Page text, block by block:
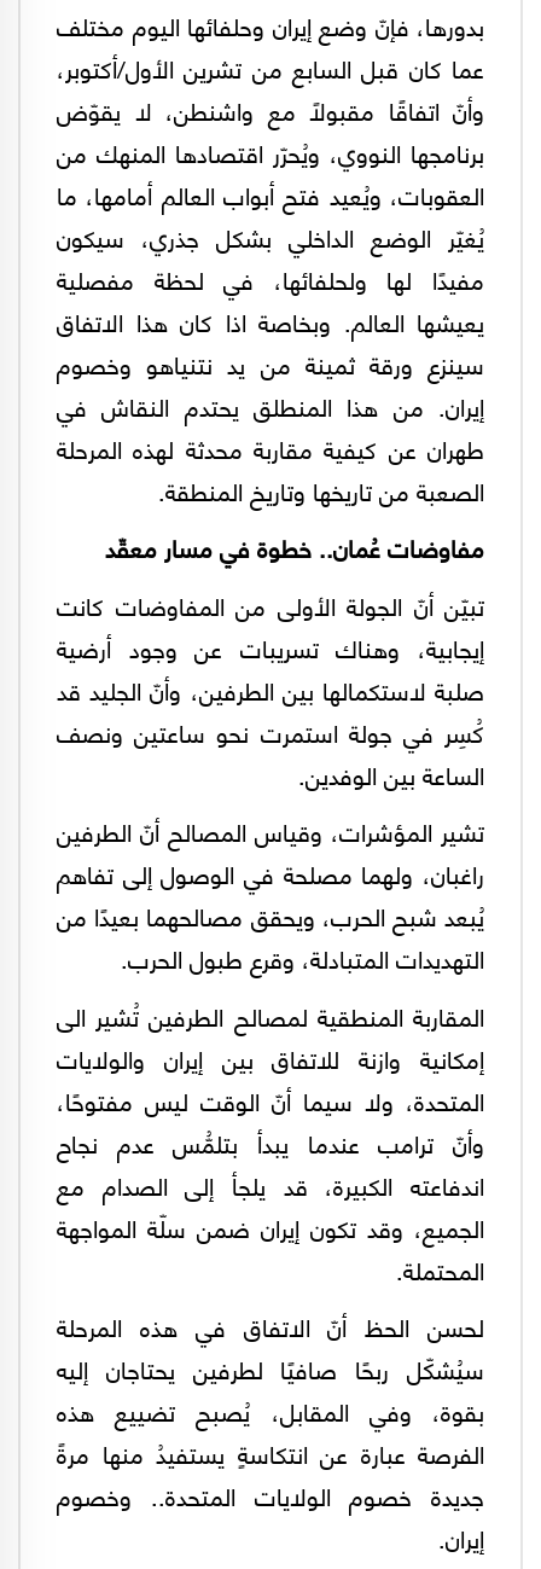
بدورها، فإنّ وضع إيران وحلفائها اليوم مختلف
عما كان قبل السابع من تشرين الأول/أكتوبر،
وأنّ اتفاقًا مقبولًا مع واشنطن، لا يقوّض
برنامجها النووي، ويُحرّر اقتصادها المنهك من
العقوبات، ويُعيد فتح أبواب العالم أمامها، ما
يُغيّر الوضع الداخلي بشكل جذري، سيكون
مفيدًا لها ولحلفائها، في لحظة مفصلية
يعيشها العالم. وبخاصة اذا كان هذا الاتفاق
سينزع ورقة ثمينة من يد نتنياهو وخصوم
إيران. من هذا المنطلق يحتدم النقاش في
طهران عن كيفية مقاربة محدثة لهذه المرحلة
الصعبة من تاريخها وتاريخ المنطقة.
مفاوضات عُمان.. خطوة في مسار معقّد
تبيّن أنّ الجولة الأولى من المفاوضات كانت
إيجابية، وهناك تسريبات عن وجود أرضية
صلبة لاستكمالها بين الطرفين، وأنّ الجليد قد
كُسِر في جولة استمرت نحو ساعتين ونصف
الساعة بين الوفدين.
تشير المؤشرات، وقياس المصالح أنّ الطرفين
راغبان، ولهما مصلحة في الوصول إلى تفاهم
يُبعد شبح الحرب، ويحقق مصالحهما بعيدًا من
التهديدات المتبادلة، وقرع طبول الحرب.
المقاربة المنطقية لمصالح الطرفين تُشير الى
إمكانية وازنة للاتفاق بين إيران والولايات
المتحدة، ولا سيما أنّ الوقت ليس مفتوحًا،
وأنّ ترامب عندما يبدأ بتلمُّس عدم نجاح
اندفاعته الكبيرة، قد يلجأ إلى الصدام مع
الجميع، وقد تكون إيران ضمن سلّة المواجهة
المحتملة.
لحسن الحظ أنّ الاتفاق في هذه المرحلة
سيُشكّل ربحًا صافيًا لطرفين يحتاجان إليه
بقوة، وفي المقابل، يُصبح تضييع هذه
الفرصة عبارة عن انتكاسةٍ يستفيدُ منها مرةً
جديدة خصوم الولايات المتحدة.. وخصوم
إيران.